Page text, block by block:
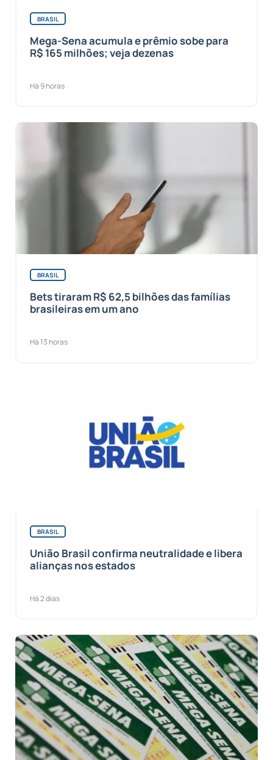
BRASIL
Mega-Sena acumula e prêmio sobe para
R$ 165 milhões; veja dezenas
Há 9 horas
BRASIL
Bets tiraram R$ 62,5 bilhões das famílias
brasileiras em um ano
Há 13 horas
BRASIL
União Brasil confirma neutralidade e libera
alianças nos estados
Há 2 dias